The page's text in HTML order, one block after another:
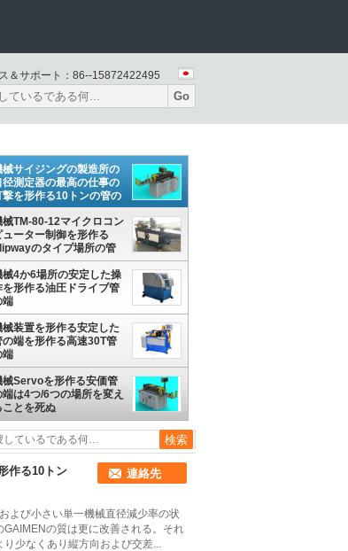
＆サポート： 86--15872422495
Go
械サイジングの製造所の
径測定器の最高の仕事の
撃を形作る10トンの管の
165mm
械TM-80-12マイクロコン
ューター制御を形作る
のタイプ場所の管
端
械4か6場所の安定した操
を形作る油圧ドライブ管
端
械装置を形作る安定した
の端を形作る高速30T管
端
械Servoを形作る安価管
端は4つ/6つの場所を変え
ことを死ぬ
作る10トン
連絡先
よび小さい単一機械直径減少率の状
の質は更に改善される。それ
少なくあり縦方向および交差...